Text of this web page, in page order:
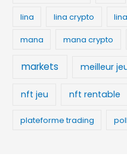
lina lina crypto
mana
mana crypto
markets meilleur
nft jeu nft rentable
plateforme trading